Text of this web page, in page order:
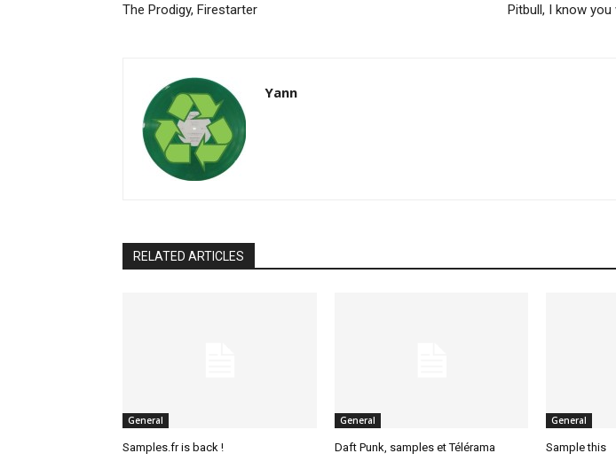
The Prodigy, Firestarter Pitbull, I know
Yann
RELATED ARTICLES
General
Samples.fr is back !
General
Daft Punk, samples et Télérama
General
Sample this